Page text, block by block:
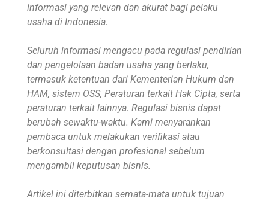
informasi yang relevan dan akurat bagi pelaku
usaha di Indonesia.
Seluruh informasi mengacu pada regulasi pendirian
dan pengelolaan badan usaha yang berlaku,
termasuk ketentuan dari Kementerian Hukum dan
HAM, sistem OSS, Peraturan terkait Hak Cipta, serta
peraturan terkait lainnya. Regulasi bisnis dapat
berubah sewaktu-waktu. Kami menyarankan
pembaca untuk melakukan verifikasi atau
berkonsultasi dengan profesional sebelum
mengambil keputusan bisnis.
Artikel ini diterbitkan semata-mata untuk tujuan